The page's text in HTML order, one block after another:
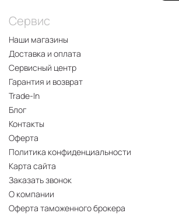
Сервис
Наши магазины
Доставка и оплата
Сервисный центр
Гарантия и возврат
Trade-In
Блог
Контакты
Оферта
Политика конфиденциальности
Карта сайта
Заказать звонок
О компании
Оферта таможенного брокера